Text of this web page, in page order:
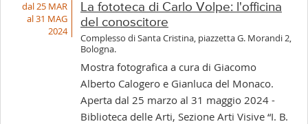
dal 25 MAR
al 31 MAG
2024
La fototeca di Carlo Volpe: l'officina
del conoscitore
Complesso di Santa Cristina, piazzetta G. Morandi 2,
Bologna.
Mostra fotografica a cura di Giacomo
Alberto Calogero e Gianluca del Monaco.
Aperta dal 25 marzo al 31 maggio 2024 -
Biblioteca delle Arti, Sezione Arti Visive “I. B.